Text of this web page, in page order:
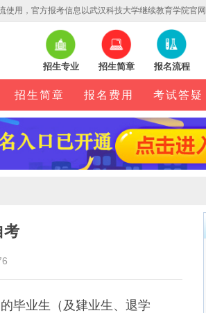
用，官方报考信息以武汉科技大学继续教育学院官网
招生专业 招生简章 报名流程
招生简章 报名费用 考试答疑
考
业生（及肄业生、退学